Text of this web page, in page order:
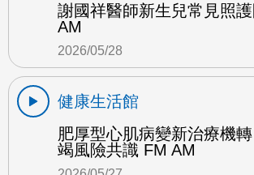
謝國祥醫師新生兒常見照
AM
2026/05/28
健康生活館
肥厚型心肌病變新治療機
竭風險共識 FM AM